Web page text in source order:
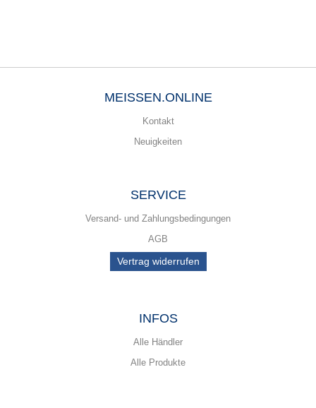
MEISSEN.ONLINE
Kontakt
Neuigkeiten
SERVICE
Versand- und Zahlungsbedingungen
AGB
Vertrag widerrufen
INFOS
Alle Händler
Alle Produkte